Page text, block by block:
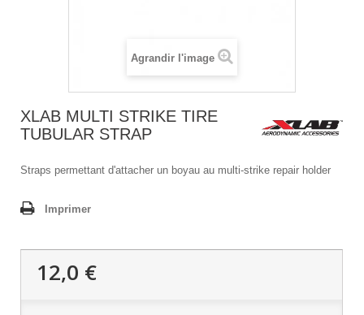
Agrandir l'image
XLAB MULTI STRIKE TIRE
TUBULAR STRAP
Straps permettant d'attacher un boyau au multi-strike repair holder
Imprimer
12,0 €